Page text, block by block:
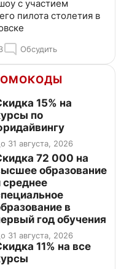
с участием
пилота столетия в
Обсудить
15% на
по
31 августа, 2026
72 000 на
образование
среднее
в
год обучения
31 августа, 2026
11% на все